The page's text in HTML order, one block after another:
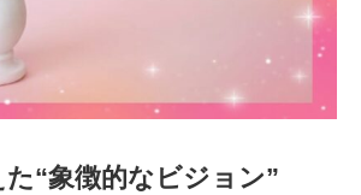
“象徴的なビジョン”